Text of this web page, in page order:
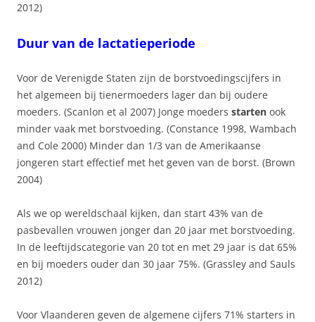
2012)
Duur van de lactatieperiode
Voor de Verenigde Staten zijn de borstvoedingscijfers in
het algemeen bij tienermoeders lager dan bij oudere
moeders. (Scanlon et al 2007) Jonge moeders starten ook
minder vaak met borstvoeding. (Constance 1998, Wambach
and Cole 2000) Minder dan 1/3 van de Amerikaanse
jongeren start effectief met het geven van de borst. (Brown
2004)
Als we op wereldschaal kijken, dan start 43% van de
pasbevallen vrouwen jonger dan 20 jaar met borstvoeding.
In de leeftijdscategorie van 20 tot en met 29 jaar is dat 65%
en bij moeders ouder dan 30 jaar 75%. (Grassley and Sauls
2012)
Voor Vlaanderen geven de algemene cijfers 71% starters in